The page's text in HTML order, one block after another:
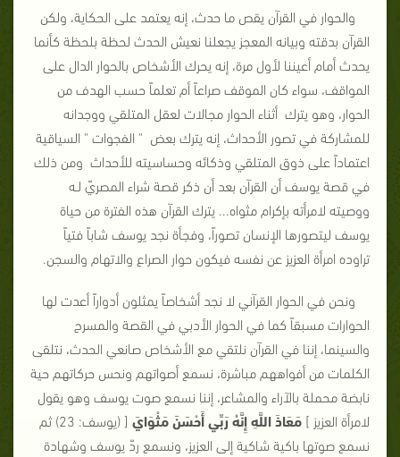
والحوار في القرآن يقص ما حدث، إنه يعتمد على الحكاية، ولكن
القرآن بدقته وبيانه المعجز يجعلنا نعيش الحدث لحظة بلحظة كأنما
يحدث أمام أعيننا لأول مرة، إنه يحرك الأشخاص بالحوار الدال على
المواقف، سواء كان الموقف صراعاً أم تعلماً حسب الهدف من
الحوار، وهو يترك أثناء الحوار مجالات لعقل المتلقي ووجدانه
للمشاركة في تصور الأحداث، إنه يترك بعض " الفجوات " السياقية
اعتماداً على ذوق المتلقي وذكائه وحساسيته للأحداث ومن ذلك
في قصة يوسف أن القرآن بعد أن ذكر قصة شراء المصريّ لـه
ووصيته لامرأته بإكرام مثواه... يترك القرآن هذه الفترة من حياة
يوسف ليتصورها الإنسان تصوراً، وفجأة نجد يوسف شاباً فتياً
تراوده امرأة العزيز عن نفسه فيكون حوار الصراع والاتهام والسجن.
ونحن في الحوار القرآني لا نجد أشخاصاً يمثلون أدواراً أعدت لها
الحوارات مسبقاً كما في الحوار الأدبي في القصة والمسرح
والسينما، إننا في القرآن نلتقي مع الأشخاص صانعي الحدث، نتلقى
الكلمات من أفواههم مباشرة، نسمع أصواتهم ونحس حركاتهم حية
نابضة محملة بالآراء والمشاعر، إننا نسمع صوت يوسف وهو يقول
لامرأة العزيز ] مَعَاذَ اللَّهِ إِنَّهُ رَبِّي أَحْسَنَ مَثْوَايَ
[ (يوسف: 23) ثم
نسمع صوتها باكية شاكية إلى العزيز، ونسمع ردّ يوسف وشهادة